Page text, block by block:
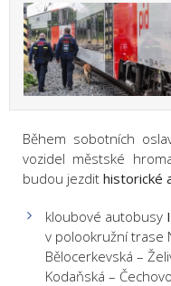
Během sobotních
vozidel městské
budou jezdit historické
kloubové autobusy
v polookružní trase
Bělocerkevská –
Kodaňská –